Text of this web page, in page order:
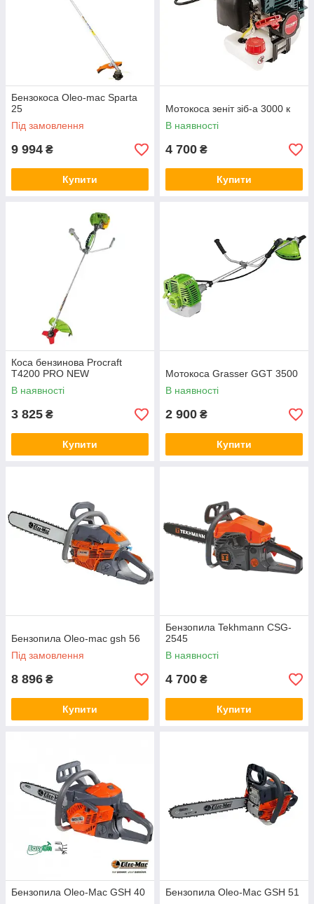
Бензокоса Oleo-mac Sparta
25
Під замовлення
9 994 ₴
Купити
Мотокоса зеніт зіб-а 3000 к
В наявності
4 700 ₴
Купити
Коса бензинова Procraft
T4200 PRO NEW
В наявності
3 825 ₴
Купити
Мотокоса Grasser GGT 3500
В наявності
2 900 ₴
Купити
Бензопила Oleo-mac gsh 56
Під замовлення
8 896 ₴
Купити
Бензопила Tekhmann CSG-
2545
В наявності
4 700 ₴
Купити
Бензопила Oleo-Mac GSH 40
Бензопила Oleo-Mac GSH 51